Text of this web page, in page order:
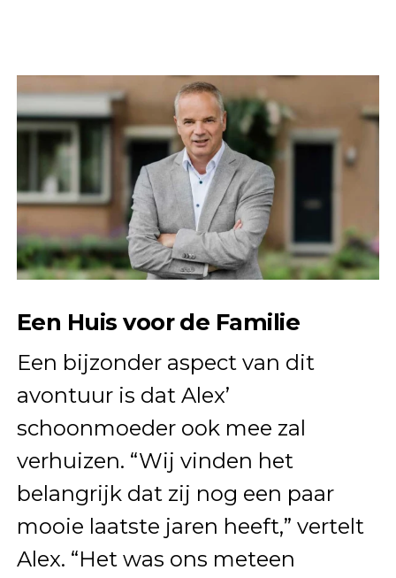
Een Huis voor de Familie
Een bijzonder aspect van dit
avontuur is dat Alex’
schoonmoeder ook mee zal
verhuizen. “Wij vinden het
belangrijk dat zij nog een paar
mooie laatste jaren heeft,” vertelt
Alex. “Het was ons meteen